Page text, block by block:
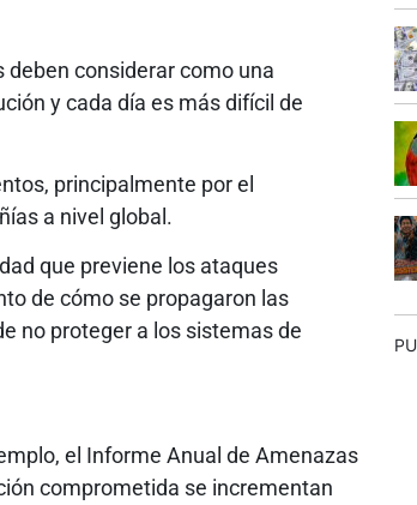
considerar como una
y cada día es más difícil de
principalmente por el
a nivel global.
que previene los ataques
de cómo se propagaron las
no proteger a los sistemas de
el Informe Anual de Amenazas
comprometida se incrementan